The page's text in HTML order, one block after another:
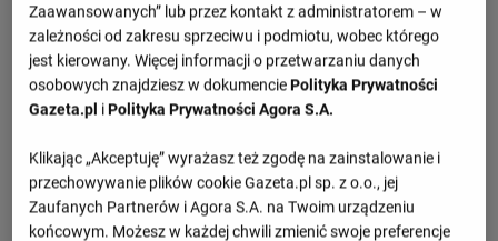
35 Jorge Benito
Zaawansowanych” lub przez kontakt z administratorem – w
zależności od zakresu sprzeciwu i podmiotu, wobec którego
jest kierowany. Więcej informacji o przetwarzaniu danych
osobowych znajdziesz w dokumenciePolityka Prywatności
Gazeta.pl iPolityka Prywatności Agora S.A.
Klikając „Akceptuję” wyrażasz też zgodę na zainstalowanie i
przechowywanie plików cookie Gazeta.pl sp. z o.o., jej
Zaufanych Partnerów i Agora S.A. na Twoim urządzeniu
końcowym. Możesz w każdej chwili zmienić swoje preferencje